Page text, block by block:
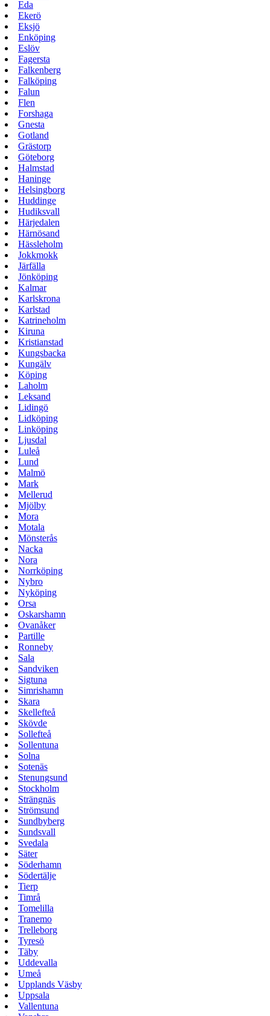
Eda
Ekerö
Eksjö
Enköping
Eslöv
Fagersta
Falkenberg
Falköping
Falun
Flen
Forshaga
Gnesta
Gotland
Grästorp
Göteborg
Halmstad
Haninge
Helsingborg
Huddinge
Hudiksvall
Härjedalen
Härnösand
Hässleholm
Jokkmokk
Järfälla
Jönköping
Kalmar
Karlskrona
Karlstad
Katrineholm
Kiruna
Kristianstad
Kungsbacka
Kungälv
Köping
Laholm
Leksand
Lidingö
Lidköping
Linköping
Ljusdal
Luleå
Lund
Malmö
Mark
Mellerud
Mjölby
Mora
Motala
Mönsterås
Nacka
Nora
Norrköping
Nybro
Nyköping
Orsa
Oskarshamn
Ovanåker
Partille
Ronneby
Sala
Sandviken
Sigtuna
Simrishamn
Skara
Skellefteå
Skövde
Sollefteå
Sollentuna
Solna
Sotenäs
Stenungsund
Stockholm
Strängnäs
Strömsund
Sundbyberg
Sundsvall
Svedala
Säter
Söderhamn
Södertälje
Tierp
Timrå
Tomelilla
Tranemo
Trelleborg
Tyresö
Täby
Uddevalla
Umeå
Upplands Väsby
Uppsala
Vallentuna